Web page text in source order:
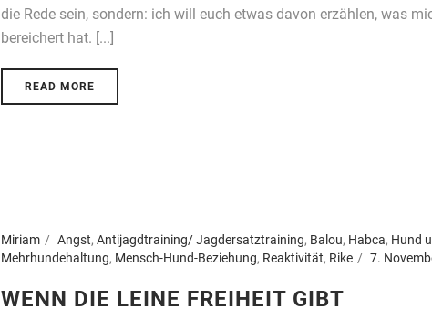
die Rede sein, sondern: ich will euch etwas davon erzählen, was
bereichert hat. [...]
READ MORE
Miriam Angst, Antijagdtraining/ Jagdersatztraining, Balou, Habca, Hund
Mehrhundehaltung, Mensch-Hund-Beziehung, Reaktivität, Rike 7.
WENN DIE LEINE FREIHEIT GIBT